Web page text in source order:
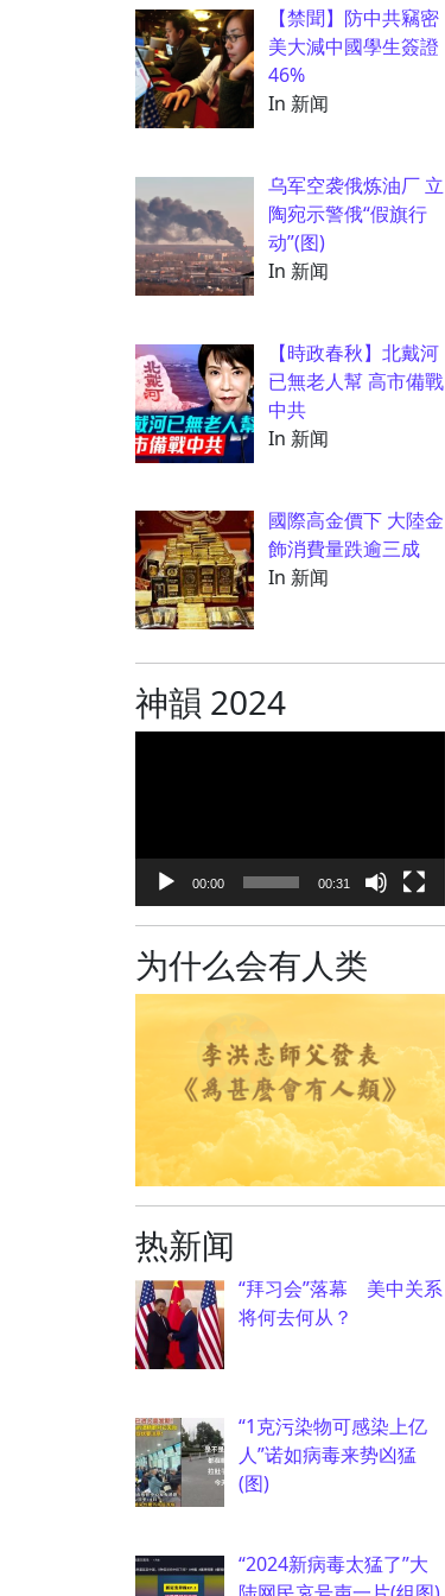
【禁聞】防中共竊密
美大減中國學生簽證
46%
In 新闻
乌军空袭俄炼油厂 立
陶宛示警俄“假旗行
动”(图)
In 新闻
【時政春秋】北戴河
已無老人幫 高市備戰
中共
In 新闻
國際高金價下 大陸金
飾消費量跌逾三成
In 新闻
神韻 2024
器
00:00 00:31
为什么会有人类
热新闻
“拜习会”落幕 美中关系
将何去何从？
“1克污染物可感染上亿
人”诺如病毒来势凶猛
(图)
“2024新病毒太猛了”大